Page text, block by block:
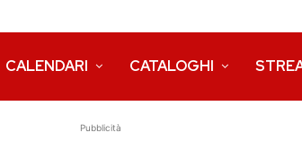
CALENDARI CATALOGHI
Pubblicità